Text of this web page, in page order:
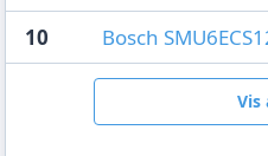
10
Bosch
Vis